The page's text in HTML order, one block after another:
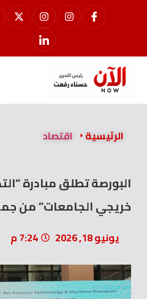
الرئيسية اقتصاد
البورصة تطلق مبادرة
خريجي الجامعات” من
يونيو 18, 2026 7:24 م